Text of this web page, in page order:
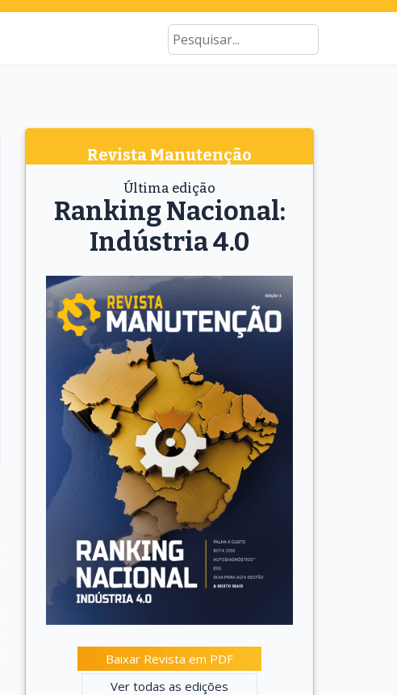
Revista Manutenção
Última edição
Ranking Nacional:
Indústria 4.0
Baixar Revista em PDF
Ver todas as edições